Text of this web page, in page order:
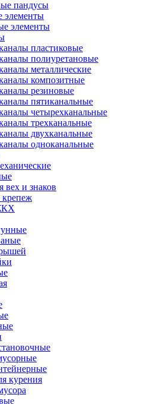
пандусы
элементы
элементы
пластиковые
полиуретановые
металлические
композитные
резиновые
пятиканальные
четырехканальные
трехканальные
двухканальные
одноканальные
вех и знаков
крепеж
курения